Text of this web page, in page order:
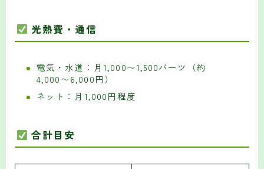
光熱費・通信
電気・水道：月1,000〜1,500バーツ（約
4,000〜6,000円）
ネット：月1,000円程度
合計目安